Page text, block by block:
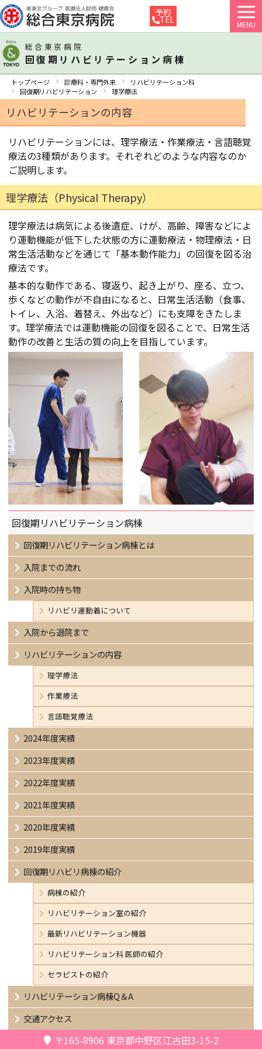
予約
TEL MENU
総合東京病院
回復期リハビリテーション病棟
トップページ 診療科・専門外来
リハビリテーション科
回復期リハビリテーション
理学療法
リハビリテーションの内容
リハビリテーションには、理学療法・作業療法・言語聴覚
療法の3種類があります。それぞれどのような内容なのか
ご説明します。
理学療法（Physical Therapy）
理学療法は病気による後遺症、けが、高齢、障害などによ
り運動機能が低下した状態の方に運動療法・物理療法・日
常生活活動などを通じて「基本動作能力」の回復を図る治
療法です。
基本的な動作である、寝返り、起き上がり、座る、立つ、
歩くなどの動作が不自由になると、日常生活活動（食事、
トイレ、入浴、着替え、外出など）にも支障をきたしま
す。理学療法では運動機能の回復を図ることで、日常生活
動作の改善と生活の質の向上を目指しています。
回復期リハビリテーション病棟
回復期リハビリテーション病棟とは
入院までの流れ
入院時の持ち物
リハビリ運動着について
入院から退院まで
リハビリテーションの内容
理学療法
作業療法
言語聴覚療法
2024年度実績
2023年度実績
2022年度実績
2021年度実績
2020年度実績
2019年度実績
回復期リハビリ病棟の紹介
病棟の紹介
リハビリテーション室の紹介
最新リハビリテーション機器
リハビリテーション科 医師の紹介
セラピストの紹介
リハビリテーション病棟Q＆A
交通アクセス
〒165-8906 東京都中野区江古田3-15-2